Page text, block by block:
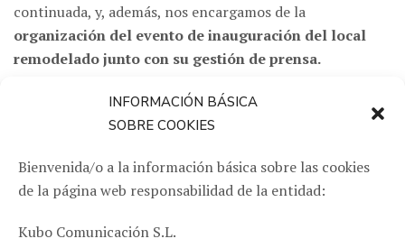
INFORMACIÓN BÁSICA
SOBRE COOKIES
Bienvenida/o a la información básica sobre las cookies
de la página web responsabilidad de la entidad:
Kubo Comunicación S.L.
continuada, y, además, nos encargamos de la
organización del evento de inauguración del local
remodelado junto con su gestión de prensa.
CLIENTE
QUÉ HICIMOS